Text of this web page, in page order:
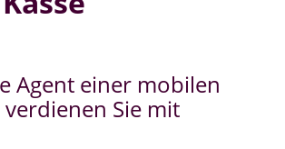
Agent einer mobilen
verdienen Sie mit